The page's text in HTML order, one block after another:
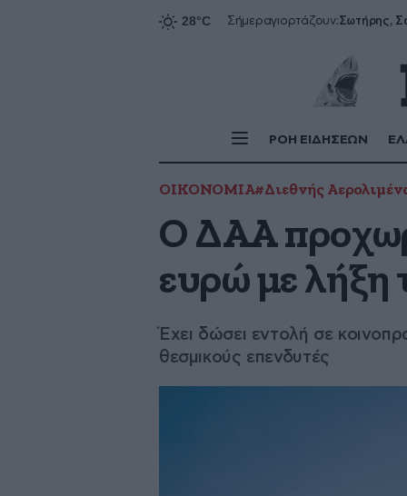
Σήμεραγιορτάζουν:
ΡΟΗ ΕΙΔΗΣΕΩΝ
ΟΙΚΟΝΟΜΙΑ#Διεθνής
Ο ΔΑΑ
ευρώ με λήξη
Έχει δώσει εντολή σε
θεσμικούς επενδυτές